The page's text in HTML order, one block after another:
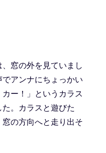
窓の外を見ていまし
アンナにちょっかい
ー！」というカラス
。カラスと遊びた
の方向へと走り出そ